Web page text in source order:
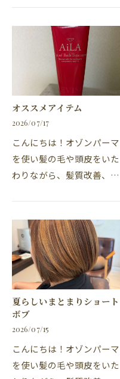
室・カナリアの柴田です。
東海市にある「焙煎豆屋R…
オススメアイテム
2026/07/17
こんにちは！オゾンパーマ
を使い髪の毛や頭皮をいた
わりながら、髪質改善、髪
る常滑市の美容院、美容
室・カナリア常滑店の平野
です。洗い流さないトリ…
夏らしいまとまりショート
ボブ
2026/07/15
こんにちは！オゾンパーマ
を使い髪の毛や頭皮をいた